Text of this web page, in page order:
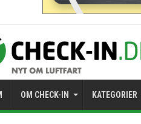
OM CHECK-IN KATEGORIER